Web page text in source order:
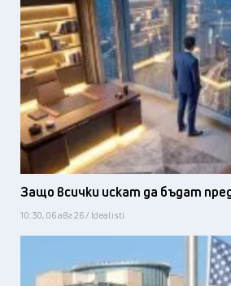
Защо всички искат да бъдат
10:30, 06 авг 26 / Idealisti